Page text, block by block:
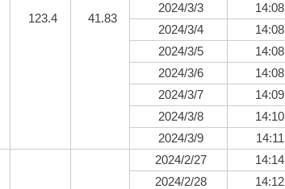
123.4 41.83
2024/3/3
14:08
2024/3/4
14:08
2024/3/5
14:08
2024/3/6
14:08
2024/3/7
14:09
2024/3/8
14:10
2024/3/9
14:11
2024/2/27 14:14
2024/2/28
14:12